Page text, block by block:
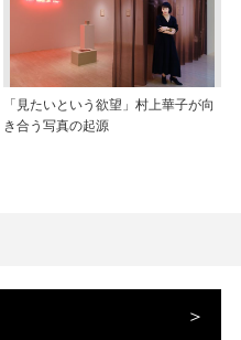
「見たいという欲望」村上華子が向
き合う写真の起源